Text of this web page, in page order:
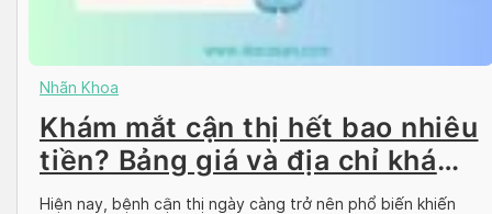
Nhãn Khoa
Khám mắt cận thị hết bao nhiêu
tiền? Bảng giá và địa chỉ khám
uy tín
Hiện nay, bệnh cận thị ngày càng trở nên phổ biến khiến